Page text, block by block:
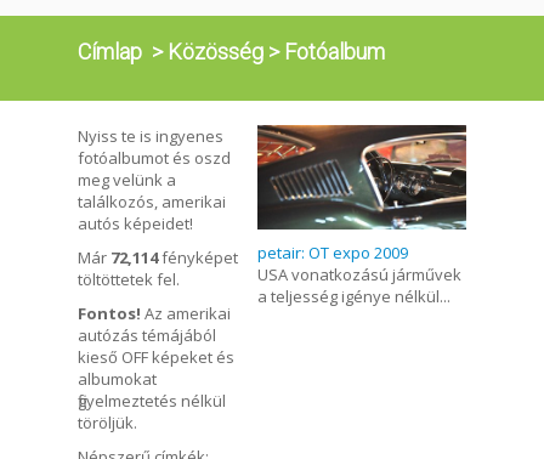
Címlap > Közösség > Fotóalbum
Nyiss te is ingyenes
fotóalbumot és oszd
meg velünk a
találkozós, amerikai
autós képeidet!
Már 72,114fényképet
töltöttetek fel.
Fontos! Az amerikai
autózás témájából
kieső OFF képeket és
albumokat
figyelmeztetés nélkül
töröljük.
petair: OT expo 2009
USA vonatkozású járművek
a teljesség igénye nélkül...